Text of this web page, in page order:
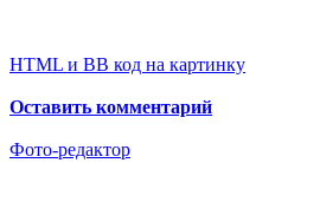
HTML и BB код на картинку
Оставить комментарий
Фото-редактор